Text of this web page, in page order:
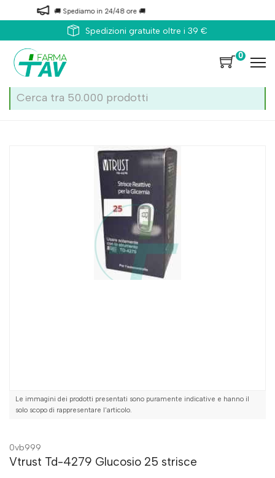
🚚 Spediamo in 24/48 ore 🚚
Spedizioni gratuite oltre i 39 €
0
Vtrust Td-4279 Glucosio 25 strisce
Le immagini dei prodotti presentati sono puramente indicative e hanno il
solo scopo di rappresentare l'articolo.
0vb999
Vtrust Td-4279 Glucosio 25 strisce